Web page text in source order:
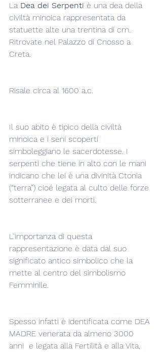
La Dea dei Serpenti è una dea della
civiltà minoica rappresentata da
statuette alte una trentina di cm.
Ritrovate nel Palazzo di Cnosso a
Creta.
Risale circa al 1600 a.c.
Il suo abito è tipico della civiltà
minoica e i seni scoperti
simboleggiano le sacerdotesse. I
serpenti che tiene in alto con le mani
indicano che lei è una divinità Ctonia
(“terra”) cioé legata al culto delle forze
sotterranee e dei morti.
L'importanza di questa
rappresentazione è data dal suo
significato antico simbolico che la
mette al centro del simbolismo
Femminile.
Spesso infatti è identificata come DEA
MADRE venerata da almeno 3000
anni  e legata alla Fertilità e alla Vita,